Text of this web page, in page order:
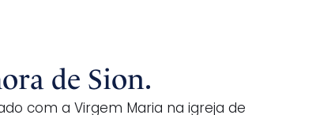
de Sion.
com a Virgem Maria na igreja de